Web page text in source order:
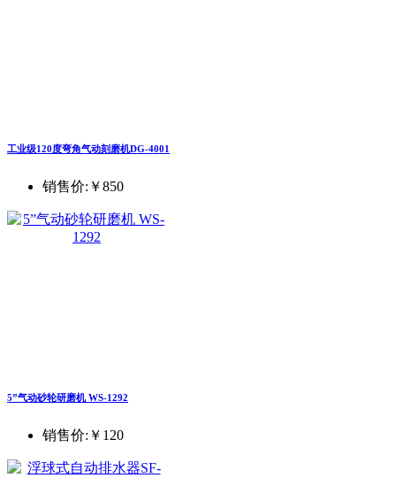
工业级120度弯角气动刻磨机DG-4001
销售价: ￥850
5”气动砂轮研磨机 WS-1292
销售价: ￥120